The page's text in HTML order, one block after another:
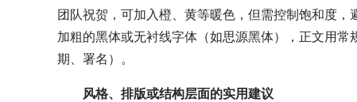
团队祝贺，可加入橙、黄等暖色，但需控制饱和度
加粗的黑体或无衬线字体（如思源黑体），正文用
期、署名）。
风格、排版或结构层面的实用建议